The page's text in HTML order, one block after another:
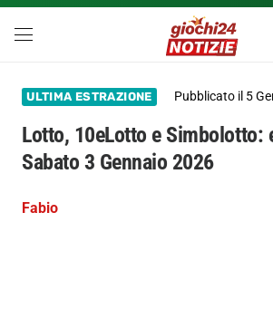
ULTIMA ESTRAZIONE Pubblicato il 5
Lotto, 10eLotto e Simbolotto:
Sabato 3 Gennaio 2026
Fabio